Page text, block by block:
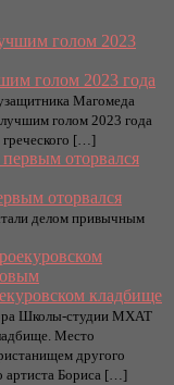
голом 2023 года
Магомеда
голом 2023 года
[…]
оторвался
делом привычным
кладбище
Школы-студии МХАТ
Место
другого
артиста Бориса […]